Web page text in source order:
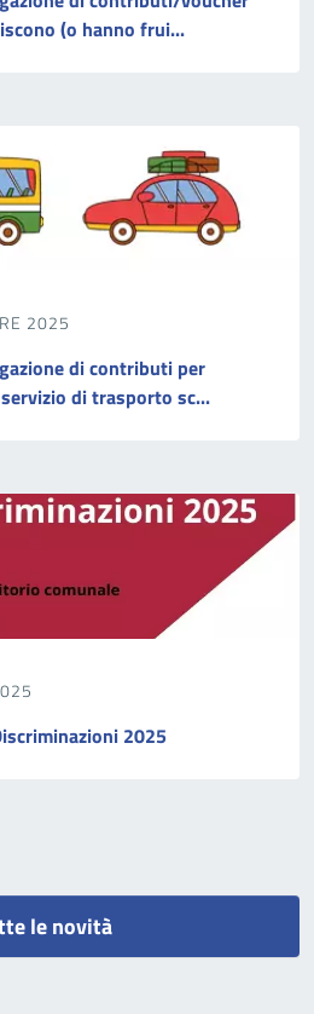
(o hanno frui...
2025
di contributi per
di trasporto sc...
2025
le novità